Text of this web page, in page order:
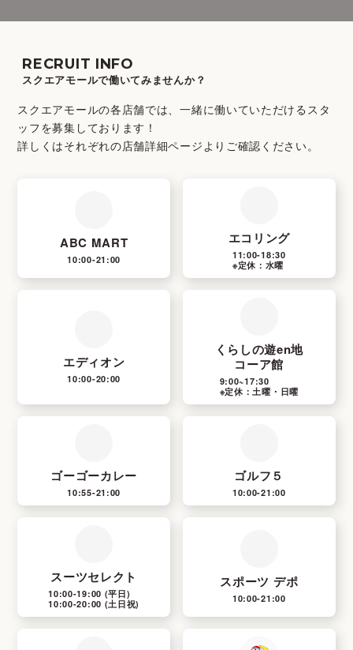
RECRUIT INFO
スクエアモールで働いてみませんか？
スクエアモールの各店舗では、一緒に働いていただけるスタ
ッフを募集しております！
詳しくはそれぞれの店舗詳細ページよりご確認ください。
ABC MART
10:00-21:00
エコリング
11:00-18:30
※定休：水曜
エディオン
10:00-20:00
くらしの遊en地
コーア館
9:00~17:30
※定休：土曜・日曜
ゴーゴーカレー
10:55-21:00
ゴルフ５
10:00-21:00
スーツセレクト
10:00-19:00 (平日)
10:00-20:00 (土日祝)
スポーツ デポ
10:00-21:00